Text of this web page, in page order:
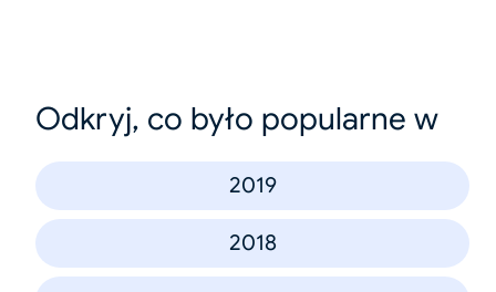
Odkryj, co było popularne w
2019
2018